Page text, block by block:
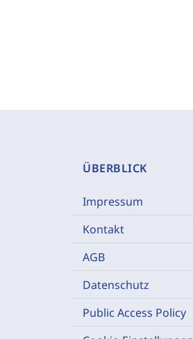
ÜBERBLICK
Impressum
Kontakt
AGB
Datenschutz
Public Access Policy